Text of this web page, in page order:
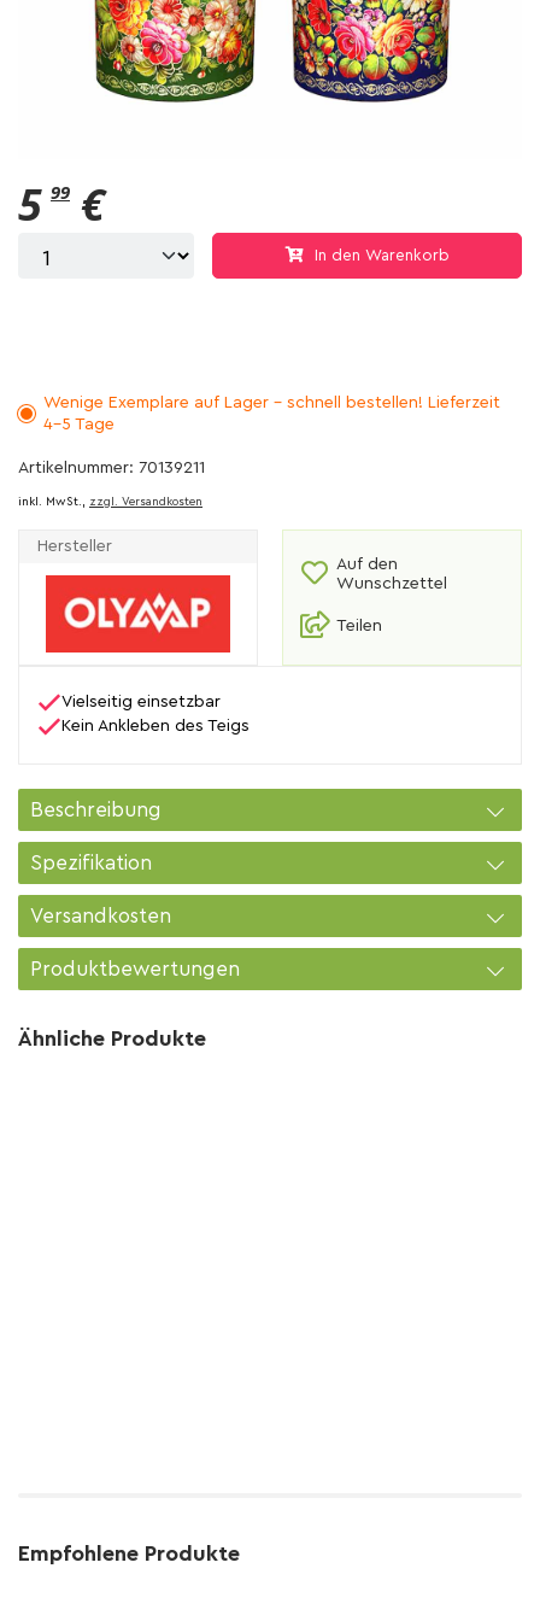
5 99 €
In den Warenkorb
Wenige Exemplare auf Lager - schnell bestellen! Lieferzeit
4-5 Tage
Artikelnummer: 70139211
inkl. MwSt., zzgl. Versandkosten
Hersteller
Auf den
Wunschzettel
Teilen
Vielseitig einsetzbar
Kein Ankleben des Teigs
Beschreibung
Spezifikation
Versandkosten
Produktbewertungen
Ähnliche Produkte
Empfohlene Produkte